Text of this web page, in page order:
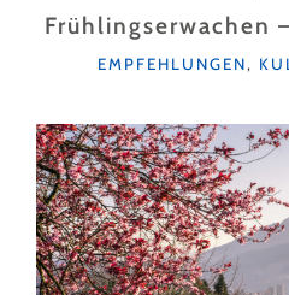
FÜR
Frühlingserwachen
KATEGORIEN
EMPFEHLUNGEN,